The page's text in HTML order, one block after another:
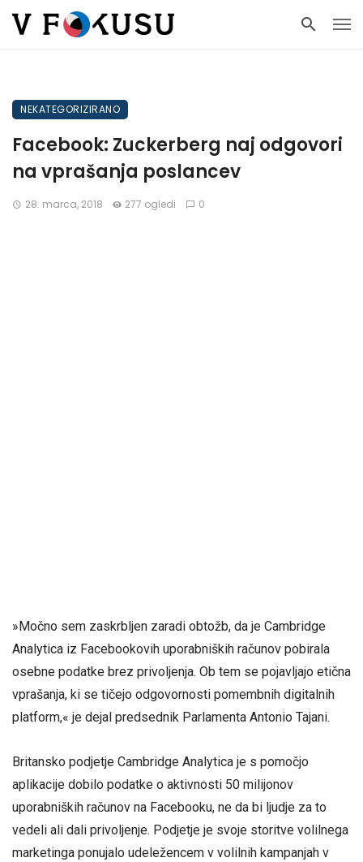
NEKATEGORIZIRANO
Facebook: Zuckerberg naj odgovori
na vprašanja poslancev
28. marca, 2018 277 ogledi 0
»Močno sem zaskrbljen zaradi obtožb, da je Cambridge
Analytica iz Facebookovih uporabniških računov pobirala
osebne podatke brez privoljenja. Ob tem se pojavljajo etična
vprašanja, ki se tičejo odgovornosti pomembnih digitalnih
platform,« je dejal predsednik Parlamenta Antonio Tajani.
Britansko podjetje Cambridge Analytica je s pomočjo
aplikacije dobilo podatke o aktivnosti 50 milijonov
uporabniških računov na Facebooku, ne da bi ljudje za to
vedeli ali dali privoljenje. Podjetje je svoje storitve volilnega
marketinga ponujalo udeležencem v volilnih kampanjah v